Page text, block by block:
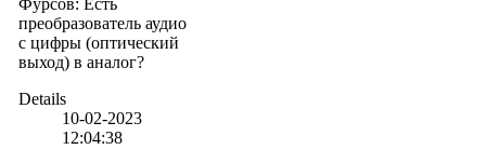
преобразователь аудио
с цифры (оптический
выход) в аналог?
Details
10-02-2023
12:04:38